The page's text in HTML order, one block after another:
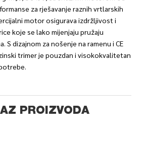
za rješavanje raznih vrtlarskih
motor osigurava izdržljivost i
koje se lako mijenjaju pružaju
S dizajnom za nošenje na ramenu i CE
trimer je pouzdan i visokokvalitetan
PROIZVODA